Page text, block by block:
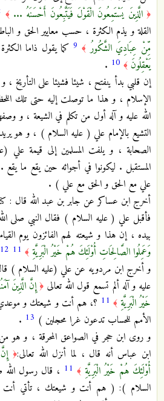
﴿ الَّذِينَ يَسْتَمِعُونَ الْقَوْلَ فَيَتَّبِعُونَ أَحْسَنَهُ ... ﴾
القلة و يذم الكثرة ، حسب معايير الحق و
مِّنْ عِبَادِيَ الشَّكُورُ ﴾ 9 كما يقول ذاما الكثرة
يَعْقِلُونَ ﴾ 10
.
إن قلبي بدأ ينفتح ، شيئا فشيئا على التأريخ
الإسلام ، و هذا ما توصلت إليه حتى تلك
الله عليه و آله أول من تكلم في الشيعة ، و
التشيع بالإمام علي ( عليه السلام ) ، و هو
الصحابة ، و يلفت المسلمين إلى قيمة علي
المستقبل . ليكونوا في أجوائه حين يقع ما
علي مع الحق و الحق مع علي ) .
أخرج ابن عساكر عن جابر بن عبد الله قال : كنا
فأقبل علي ( عليه السلام ) فقال النبي صلى
بيده ، إن هذا و شيعته لهم الفائزون يوم
وَعَمِلُوا الصَّالِحَاتِ أُوْلَئِكَ هُمْ خَيْرُ الْبَرِيَّةِ ﴾ 11
12
و أخرج ابن مردويه عن علي (عليه السلام )
عليه و آله ألم تسمع قول الله تعالى﴿ إِنَّ الَّذِينَ
خَيْرُ الْبَرِيَّةِ ﴾ 11 ؟، هم أنت و شيعتك و
الأمم للحساب تدعون غرا محجلين ) 13
.
و روى ابن حجر في الصواعق المحرقة ، و هو من
ابن عباس أنه قال ، لما أنزل الله تعالى:﴿
أُوْلَئِكَ هُمْ خَيْرُ الْبَرِيَّةِ ﴾ 11 ، قال رسول الله
السلام ): ( هم أنت و شيعتك ، تأتي أنت